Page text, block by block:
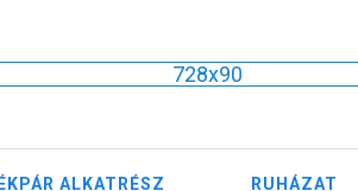
728x90
ALKATRÉSZ RUHÁZAT